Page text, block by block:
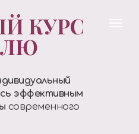
КУРС
эффективным
современного